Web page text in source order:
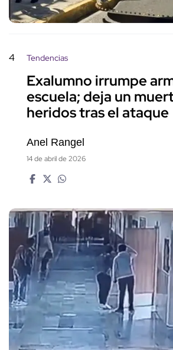
4 Tendencias
Exalumno irrumpe
escuela; deja un
heridos tras el ataque
Anel Rangel
14 de abril de 2026